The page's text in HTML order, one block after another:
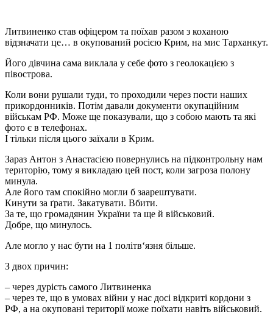
Литвиненко став офіцером та поїхав разом з коханою
відзначати це… в окупований росією Крим, на мис Тарханкут.
Його дівчина сама виклала у себе фото з геолокацією з
півострова.
Коли вони рушали туди, то проходили через пости наших
прикордонників. Потім давали документи окупаційним
військам РФ. Може ще показували, що з собою мають та які
фото є в телефонах.
І тільки після цього заїхали в Крим.
Зараз Антон з Анастасією повернулись на підконтрольну нам
територію, тому я викладаю цей пост, коли загроза полону
минула.
Але його там спокійно могли б заарештувати.
Кинути за ґрати. Закатувати. Вбити.
За те, що громадянин України та ще й військовий.
Добре, що минулось.
Але могло у нас бути на 1 політв‘язня більше.
З двох причин:
– через дурість самого Литвиненка
– через те, що в умовах війни у нас досі відкриті кордони з
РФ, а на окуповані території може поїхати навіть військовий.